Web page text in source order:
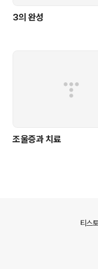
3의 완성
조울증과 치료
티스